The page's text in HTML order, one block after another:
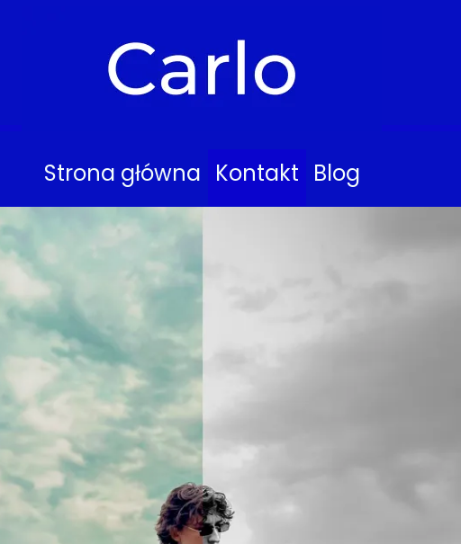
Strona główna Kontakt Blog